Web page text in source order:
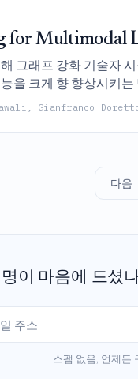
for Multimodal
그래프 강화 기술자
을 크게 향 향상시키
Gianfranco
다음
이 마음에 드셨
스팸 없음, 언제든